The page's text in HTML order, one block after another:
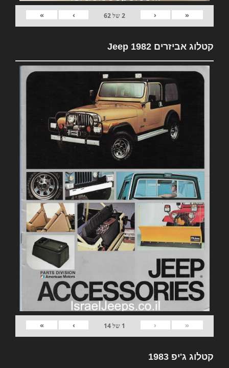
«
‹
2של62
›
»
קטלוג אביזרים 1982 Jeep
«
‹
1 של14
›
»
קטלוג ג'יפ 1983